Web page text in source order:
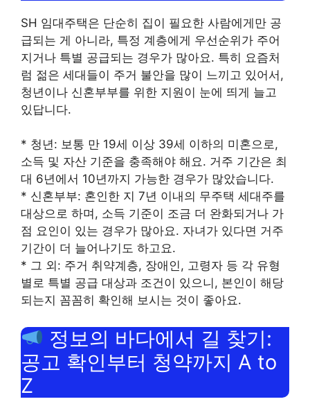
SH 임대주택은 단순히 집이 필요한 사람에게만 공
급되는 게 아니라, 특정 계층에게 우선순위가 주어
지거나 특별 공급되는 경우가 많아요. 특히 요즘처
럼 젊은 세대들이 주거 불안을 많이 느끼고 있어서,
청년이나 신혼부부를 위한 지원이 눈에 띄게 늘고
있답니다.
* 청년: 보통 만 19세 이상 39세 이하의 미혼으로,
소득 및 자산 기준을 충족해야 해요. 거주 기간은 최
대 6년에서 10년까지 가능한 경우가 많았습니다.
* 신혼부부: 혼인한 지 7년 이내의 무주택 세대주를
대상으로 하며, 소득 기준이 조금 더 완화되거나 가
점 요인이 있는 경우가 많아요. 자녀가 있다면 거주
기간이 더 늘어나기도 하고요.
* 그 외: 주거 취약계층, 장애인, 고령자 등 각 유형
별로 특별 공급 대상과 조건이 있으니, 본인이 해당
되는지 꼼꼼히 확인해 보시는 것이 좋아요.
정보의 바다에서 길 찾기:
공고 확인부터 청약까지 A to
Z